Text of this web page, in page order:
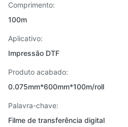
Comprimento:
100m
Aplicativo:
Impressão DTF
Produto acabado:
0.075mm*600mm*100m/roll
Palavra-chave:
Filme de transferência digital